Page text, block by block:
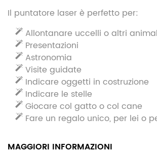
Il puntatore laser è perfetto per:
Allontanare uccelli o altri
Presentazioni
Astronomia
Visite guidate
Indicare oggetti in costruzione
Indicare le stelle
Giocare col gatto o col cane
Fare un regalo unico, per lei o
MAGGIORI INFORMAZIONI